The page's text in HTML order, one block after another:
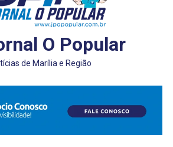
O Popular
de Marília e Região